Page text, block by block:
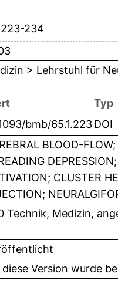
223-234
> Lehrstuhl für
Typ
bmb/65.1.223DOI
BLOOD-
CLUSTER
Technik, Medizin,
diese Version wurde